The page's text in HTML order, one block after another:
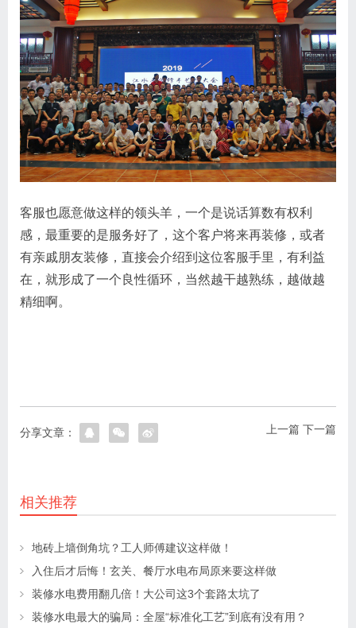
客服也愿意做这样的领头羊，一个是说话算数有权利
感，最重要的是服务好了，这个客户将来再装修，或者
有亲戚朋友装修，直接会介绍到这位客服手里，有利益
在，就形成了一个良性循环，当然越干越熟练，越做越
精细啊。
上一篇 下一篇
分享文章：
相关推荐
地砖上墙倒角坑？工人师傅建议这样做！
入住后才后悔！玄关、餐厅水电布局原来要这样做
装修水电费用翻几倍！大公司这3个套路太坑了
装修水电最大的骗局：全屋“标准化工艺”到底有没有用？